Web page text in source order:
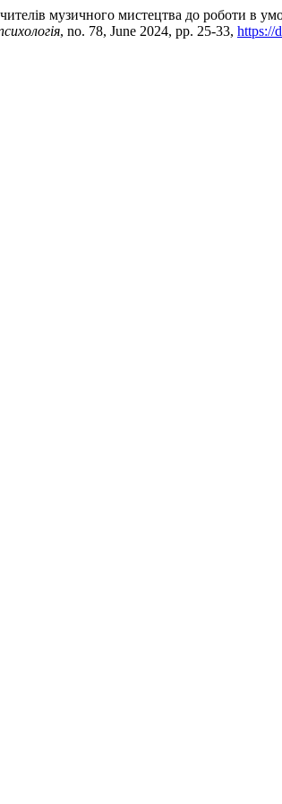
музичного мистецтва до роботи в
, no. 78, June 2024, pp. 25-33, https://